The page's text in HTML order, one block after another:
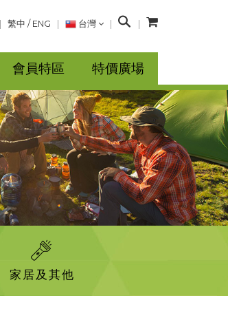
繁中 / ENG 台灣
搜
會員特區 特價廣場
家居及其他